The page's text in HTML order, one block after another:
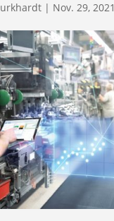
| Nov. 29, 2021